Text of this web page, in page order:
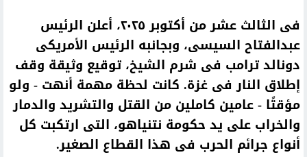
فى الثالث عشر من أكتوبر ٢٠٢٥، أعلن الرئيس
عبدالفتاح السيسى، وبجانبه الرئيس الأمريكى
دونالد ترامب فى شرم الشيخ، توقيع وثيقة وقف
إطلاق النار فى غزة. كانت لحظة مهمة أنهت - ولو
مؤقتًا - عامين كاملين من القتل والتشريد والدمار
والخراب على يد حكومة نتنياهو، التى ارتكبت كل
أنواع جرائم الحرب فى هذا القطاع الصغير.